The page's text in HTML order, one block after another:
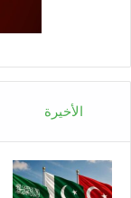
الأخيرة